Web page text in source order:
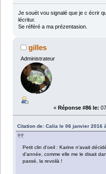
Je souét vou signalé que je c écrir
lécritur.
Se référé a ma prézentasion.
gilles
Administrateur
« Réponse #86 le:
Citation de: Calia le 06 janvier 2016
Petit clin d'oeil : Karine n'avait
d'année, comme elle me le disait
passé, la revoilà !